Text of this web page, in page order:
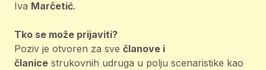
Iva Marčetić.
Tko se može prijaviti?
Poziv je otvoren za sve članove i
članice strukovnih udruga u polju scenaristike kao